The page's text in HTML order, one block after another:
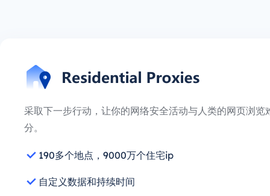
采取下一步行动，让你的网络安全活动与人类的网页浏览
分。
190多个地点，9000万个住宅ip
自定义数据和持续时间